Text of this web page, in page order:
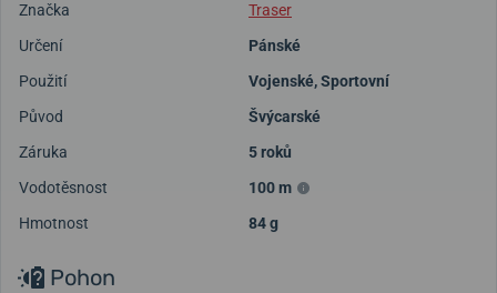
Značka
Traser
Určení
Pánské
Použití
Vojenské,Sportovní
Původ
Švýcarské
Záruka
5 roků
Vodotěsnost
100 m
Hmotnost
84 g
Pohon